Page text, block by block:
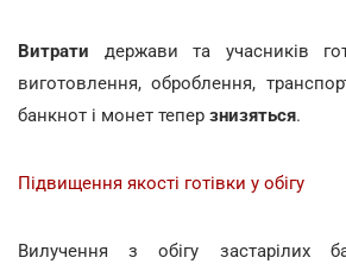
Витрати держави та учасників
виготовлення, оброблення,
банкнот і монет тепер знизяться.
Підвищення якості готівки у обігу
Вилучення з обігу застарілих